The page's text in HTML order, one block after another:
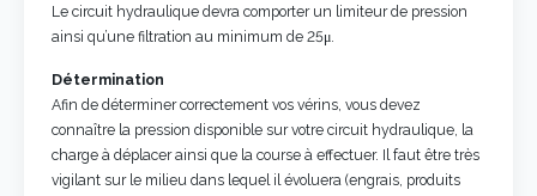
Le circuit hydraulique devra comporter un limiteur de pression
ainsi qu’une filtration au minimum de 25μ.
Détermination
Afin de déterminer correctement vos vérins, vous devez
connaître la pression disponible sur votre circuit hydraulique, la
charge à déplacer ainsi que la course à effectuer. Il faut être très
vigilant sur le milieu dans lequel il évoluera (engrais, produits